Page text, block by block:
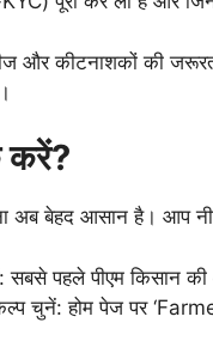
और कीटनाशकों की
करें?
अब बेहद आसान है। आप
सबसे पहले पीएम किसान
चुनें: होम पेज पर